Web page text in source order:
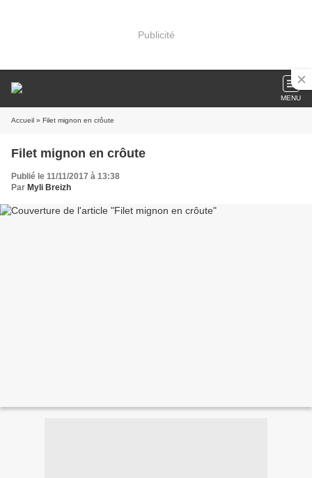
Publicité
MENU
Accueil » Filet mignon en crôute
Filet mignon en crôute
Publié le 11/11/2017 à 13:38
Par Myli Breizh